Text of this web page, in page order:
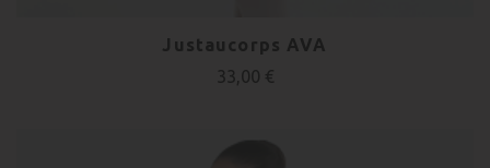
Justaucorps AVA
33,00 €